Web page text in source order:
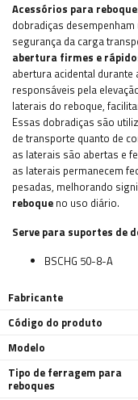
Acessórios para
dobradiças
segurança da carga
abertura firmes e
abertura acidental durante
responsáveis pela
laterais do reboque,
Essas dobradiças são
de transporte quanto de
as laterais são abertas e
as laterais permanecem
pesadas, melhorando
reboque no uso diário.
Serve para suportes de
BSCHG 50-8-A
Fabricante
Código do produto
Modelo
Tipo de ferragem para
reboques